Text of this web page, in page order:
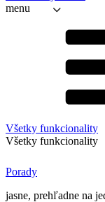
menu
Všetky funkcionality
Všetky funkcionality
Porady
jasne, prehľadne na